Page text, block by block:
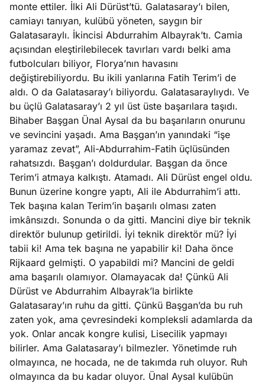
monte ettiler. İlki Ali Dürüst’tü. Galatasaray’ı bilen,
camiayı tanıyan, kulübü yöneten, saygın bir
Galatasaraylı. İkincisi Abdurrahim Albayrak’tı. Camia
açısından eleştirilebilecek tavırları vardı belki ama
futbolcuları biliyor, Florya’nın havasını
değiştirebiliyordu. Bu ikili yanlarına Fatih Terim’i de
aldı. O da Galatasaray’ı biliyordu. Galatasaraylıydı. Ve
bu üçlü Galatasaray’ı 2 yıl üst üste başarılara taşıdı.
Bihaber Başgan Ünal Aysal da bu başarıların onurunu
ve sevincini yaşadı. Ama Başgan’ın yanındaki “işe
yaramaz zevat”, Ali-Abdurrahim-Fatih üçlüsünden
rahatsızdı. Başgan’ı doldurdular. Başgan da önce
Terim’i atmaya kalkıştı. Atamadı. Ali Dürüst engel oldu.
Bunun üzerine kongre yaptı, Ali ile Abdurrahim’i attı.
Tek başına kalan Terim’in başarılı olması zaten
imkânsızdı. Sonunda o da gitti. Mancini diye bir teknik
direktör bulunup getirildi. İyi teknik direktör mü? İyi
tabii ki! Ama tek başına ne yapabilir ki! Daha önce
Rijkaard gelmişti. O yapabildi mi? Mancini de geldi
ama başarılı olamıyor. Olamayacak da! Çünkü Ali
Dürüst ve Abdurrahim Albayrak’la birlikte
Galatasaray’ın ruhu da gitti. Çünkü Başgan’da bu ruh
zaten yok, ama çevresindeki kompleksli adamlarda da
yok. Onlar ancak kongre kulisi, Lisecilik yapmayı
bilirler. Ama Galatasaray’ı bilmezler. Yönetimde ruh
olmayınca, ne hocada, ne de takımda ruh oluyor. Ruh
olmayınca da bu kadar oluyor. Ünal Aysal kulübün